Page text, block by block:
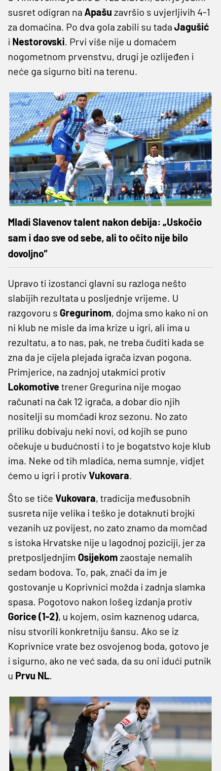
susret odigran na Apašu završio s uvjerljivih 4-1
za domaćina. Po dva gola zabili su tada Jagušić
i Nestorovski. Prvi više nije u domaćem
nogometnom prvenstvu, drugi je ozlijeđen i
neće ga sigurno biti na terenu.
Mladi Slavenov talent nakon debija: „Uskočio
sam i dao sve od sebe, ali to očito nije bilo
dovoljno”
Upravo ti izostanci glavni su razloga nešto
slabijih rezultata u posljednje vrijeme. U
razgovoru s Gregurinom, dojma smo kako ni on
ni klub ne misle da ima krize u igri, ali ima u
rezultatu, a to nas, pak, ne treba čuditi kada se
zna da je cijela plejada igrača izvan pogona.
Primjerice, na zadnjoj utakmici protiv
Lokomotivetrener Gregurina nije mogao
računati na čak 12 igrača, a dobar dio njih
nositelji su momčadi kroz sezonu. No zato
priliku dobivaju neki novi, od kojih se puno
očekuje u budućnosti i to je bogatstvo koje klub
ima. Neke od tih mladića, nema sumnje, vidjet
ćemo u igri i protiv Vukovara.
Što se tiče Vukovara, tradicija međusobnih
susreta nije velika i teško je dotaknuti brojki
vezanih uz povijest, no zato znamo da momčad
s istoka Hrvatske nije u lagodnoj poziciji, jer za
pretposljednjim Osijekom zaostaje nemalih
sedam bodova. To, pak, znači da im je
gostovanje u Koprivnici možda i zadnja slamka
spasa. Pogotovo nakon lošeg izdanja protiv
Gorice(1-2), u kojem, osim kaznenog udarca,
nisu stvorili konkretniju šansu. Ako se iz
Koprivnice vrate bez osvojenog boda, gotovo je
i sigurno, ako ne već sada, da su oni idući putnik
u Prvu NL.